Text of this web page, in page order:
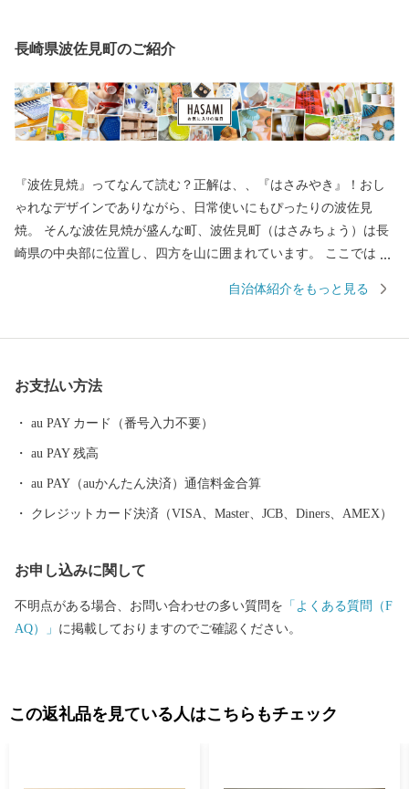
長崎県波佐見町のご紹介
『波佐見焼』ってなんて読む？正解は、、『はさみやき』！おし
ゃれなデザインでありながら、日常使いにもぴったりの波佐見
焼。 そんな波佐見焼が盛んな町、波佐見町（はさみちょう）は長
崎県の中央部に位置し、四方を山に囲まれています。 ここでは、
な自然のなかで、お米やお茶、アスパラガスなどの農畜産業が行
こで焼かれた「くらわんか碗」が全国に出荷され、当時貴重品で
彩るおしゃれで機能的な日用和食器の一大産地として、全国的に
も高いシェアを誇っています。（すでに皆さまの食卓にも、波佐
見で作られたやきものがあるかも！？）窯元、棚田、温泉など、
自治体紹介をもっと見る
お支払い方法
au PAY カード（番号入力不要）
au PAY 残高
au PAY（auかんたん決済）通信料金合算
クレジットカード決済（VISA、Master、JCB、Diners、AMEX）
お申し込みに関して
不明点がある場合、お問い合わせの多い質問を 「よくある質問（F
AQ）」 に掲載しておりますのでご確認ください。
この返礼品を見ている人はこちらもチェック